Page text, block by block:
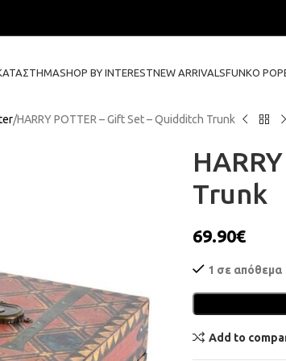
SHOP BY INTERESTNEW ARRIVALSFUNKO POP
HARRY POTTER – Gift Set – Quidditch Trunk
Trunk
69.90€
1 σε απόθεμα
Add to